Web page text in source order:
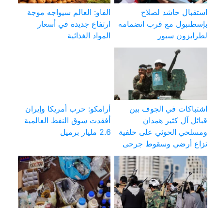
استقبال حاشد لصلاح
بإسطنبول مع قرب انضمامه
لطرابزون سبور
الفاو: العالم سيواجه موجة
ارتفاع جديدة في أسعار
المواد الغذائية
اشتباكات في الجوف بين
قبائل آل كثير همدان
ومسلحي الحوثي على خلفية
نزاع أرضي وسقوط جرحى
أرامكو: حرب أمريكا وإيران
أفقدت سوق النفط العالمية
2.6 مليار برميل